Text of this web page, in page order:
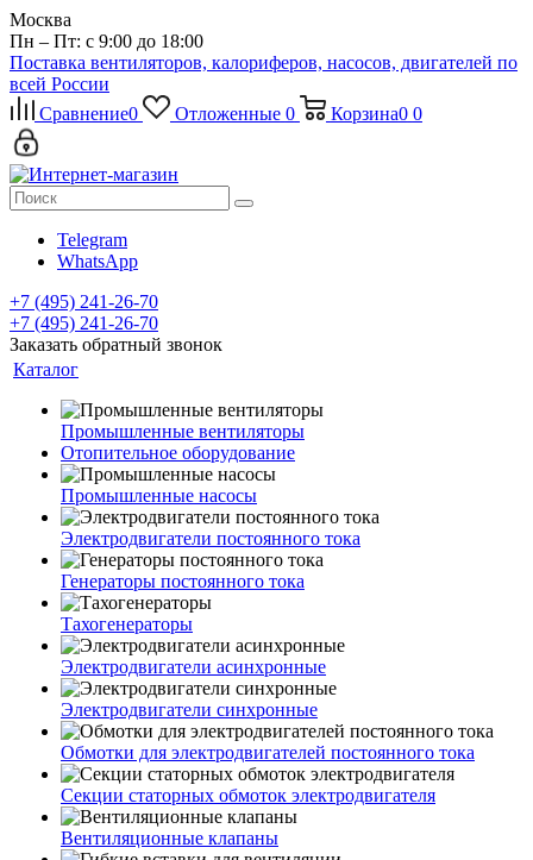
Москва
Пн – Пт: с 9:00 до 18:00
Поставка вентиляторов, калориферов, насосов, двигателей по
всей России
Сравнение0 Отложенные 0 Корзина0 0
Telegram
WhatsApp
+7 (495) 241-26-70
+7 (495) 241-26-70
Заказать обратный звонок
Каталог
Промышленные вентиляторы
Отопительное оборудование
Промышленные насосы
Электродвигатели постоянного тока
Генераторы постоянного тока
Тахогенераторы
Электродвигатели асинхронные
Электродвигатели синхронные
Обмотки для электродвигателей постоянного тока
Секции статорных обмоток электродвигателя
Вентиляционные клапаны